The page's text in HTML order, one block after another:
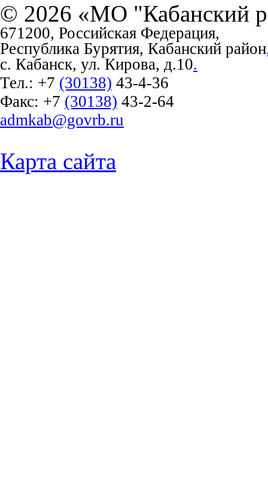
© 2026 «МО "Кабанский
671200, Российская Федерация,
Республика Бурятия, Кабанский район
с. Кабанск, ул. Кирова, д.10.
Тел.: +7 (30138) 43-4-36
Факс: +7 (30138) 43-2-64
admkab@govrb.ru
Карта сайта